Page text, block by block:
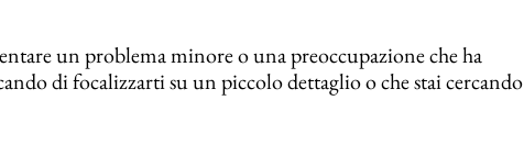
un problema minore o una preoccupazione che ha
di focalizzarti su un piccolo dettaglio o che stai cercando